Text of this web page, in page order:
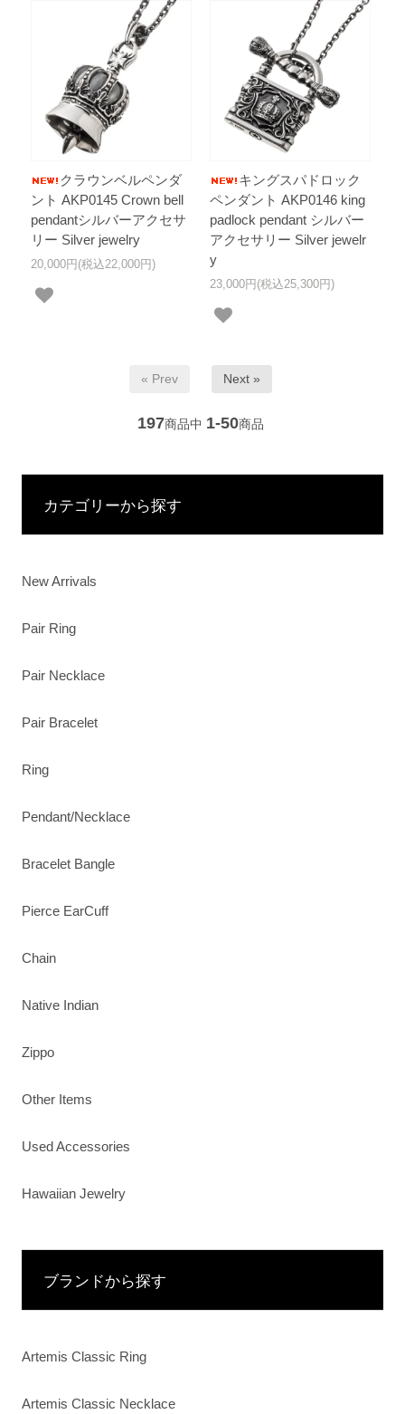
クラウンベルペンダ
ント AKP0145 Crown bell
pendantシルバーアクセサ
リー Silver jewelry
20,000円(税込22,000円)
キングスパドロック
ペンダント AKP0146 king
padlock pendant シルバー
アクセサリー Silver jewelr
y
23,000円(税込25,300円)
« Prev Next »
197商品中 1-50商品
カテゴリーから探す
New Arrivals
Pair Ring
Pair Necklace
Pair Bracelet
Ring
Pendant/Necklace
Bracelet Bangle
Pierce EarCuff
Chain
Native Indian
Zippo
Other Items
Used Accessories
Hawaiian Jewelry
ブランドから探す
Artemis Classic Ring
Artemis Classic Necklace